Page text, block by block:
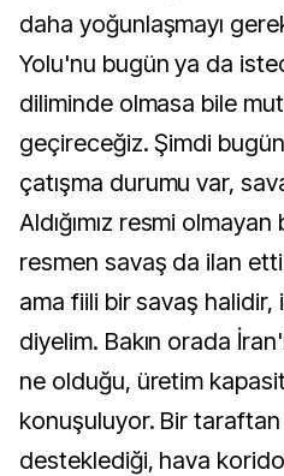
daha yoğunlaşmayı
Yolu'nu bugün ya da
diliminde olmasa bile
geçireceğiz. Şimdi
çatışma durumu var,
Aldığımız resmi
resmen savaş da ilan
ama fiili bir savaş
diyelim. Bakın orada
ne olduğu, üretim
konuşuluyor. Bir taraftan
desteklediği, hava